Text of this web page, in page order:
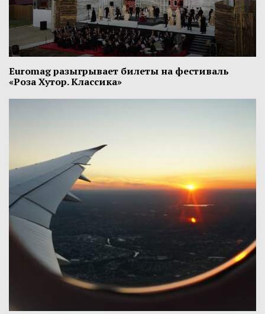
Euromag разыгрывает билеты на фестиваль
«Роза Хутор. Классика»